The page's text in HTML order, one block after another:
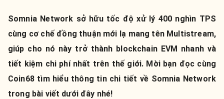
Somnia Network sở hữu tốc độ xử lý 400 nghìn TPS
cùng cơ chế đồng thuận mới lạ mang tên Multistream,
giúp cho nó này trở thành blockchain EVM nhanh và
tiết kiệm chi phí nhất trên thế giới. Mời bạn đọc cùng
Coin68 tìm hiểu thông tin chi tiết về Somnia Network
trong bài viết dưới đây nhé!